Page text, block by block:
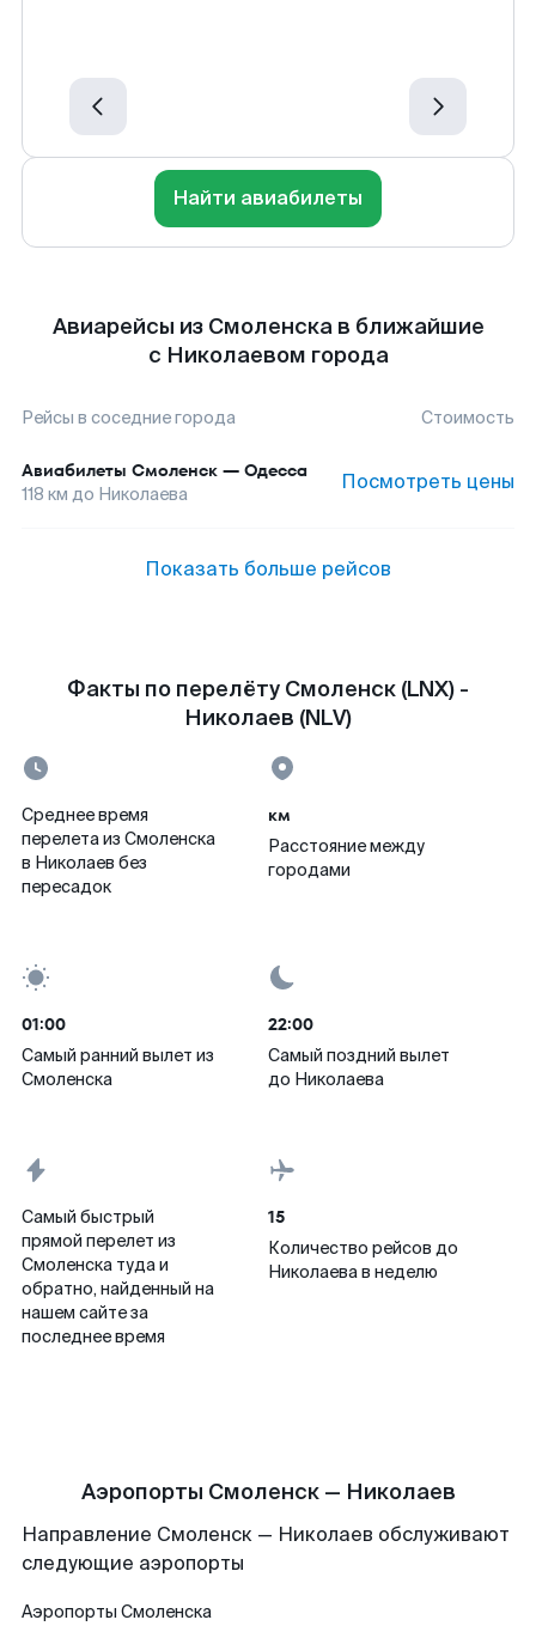
Найти авиабилеты
Авиарейсы из Смоленска в ближайшие
с Николаевом города
Рейсы в соседние города Стоимость
Авиабилеты Смоленск — Одесса
118 км до Николаева Посмотреть цены
Показать больше рейсов
Факты по перелёту Смоленск (LNX) -
Николаев (NLV)
Среднее время
перелета из Смоленска
в Николаев без
пересадок
км
Расстояние между
городами
01:00
Самый ранний вылет из
Смоленска
22:00
Самый поздний вылет
до Николаева
Самый быстрый
прямой перелет из
Смоленска туда и
обратно, найденный на
нашем сайте за
последнее время
15
Количество рейсов до
Николаева в неделю
Аэропорты Смоленск — Николаев
Направление Смоленск — Николаев обслуживают
следующие аэропорты
Аэропорты Смоленска